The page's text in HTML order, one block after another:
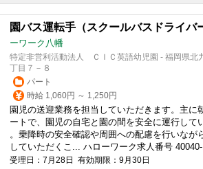
園バス運転手（スクールバスドライバ
ーワーク八幡
特定非営利活動法人 ＣＩＣ英語幼児園 - 福岡県北
丁目７－８
パート
時給 1,060円 ～ 1,250円
園児の送迎業務を担当していただきます。主に
ートで、園児の自宅と園の間を安全に運行して
。乗降時の安全確認や周囲への配慮を行いなが
していただくこ... ハローワーク求人番号 40040-
受理日：7月28日 有効期限：9月30日